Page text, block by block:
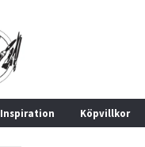
Inspiration Köpvillkor